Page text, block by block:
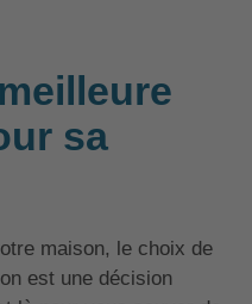
sa
maison, le choix de
est une décision